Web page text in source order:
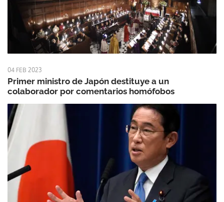
04 FEB 2023
Primer ministro de Japón destituye a un
colaborador por comentarios homófobos